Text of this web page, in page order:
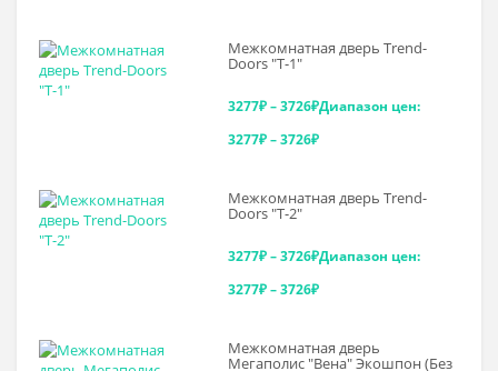
Межкомнатная дверь Trend-
Doоrs "Т-1"
3277₽–3726₽Диапазон цен:
3277₽ – 3726₽
Межкомнатная дверь Trend-
Doоrs "Т-2"
3277₽–3726₽Диапазон цен:
3277₽ – 3726₽
Межкомнатная дверь
Мегаполис "Вена" Экошпон (Без